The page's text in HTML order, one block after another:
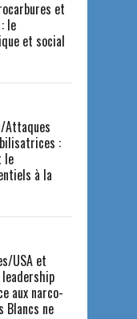
et
le
et social
Attaques
:
le
à la
USA et
leadership
aux narco-
Blancs ne